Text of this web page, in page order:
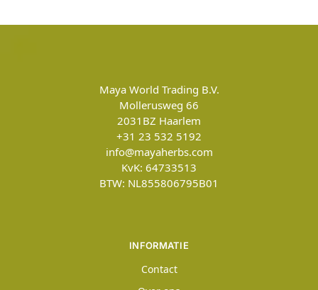
Maya World Trading B.V.
Mollerusweg 66
2031BZ Haarlem
+31 23 532 5192
info@mayaherbs.com
KvK: 64733513
BTW: NL855806795B01
INFORMATIE
Contact